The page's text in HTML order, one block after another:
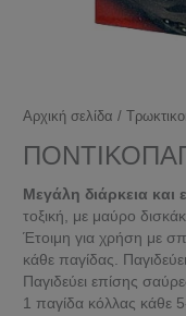
Αρχική σελίδα /
Μεγάλη διάρκεια
τοξική, με μαύρο
Έτοιμη για χρήση με
κάθε παγίδας.
Παγιδεύει επίσης
1 παγίδα κόλλας κάθε